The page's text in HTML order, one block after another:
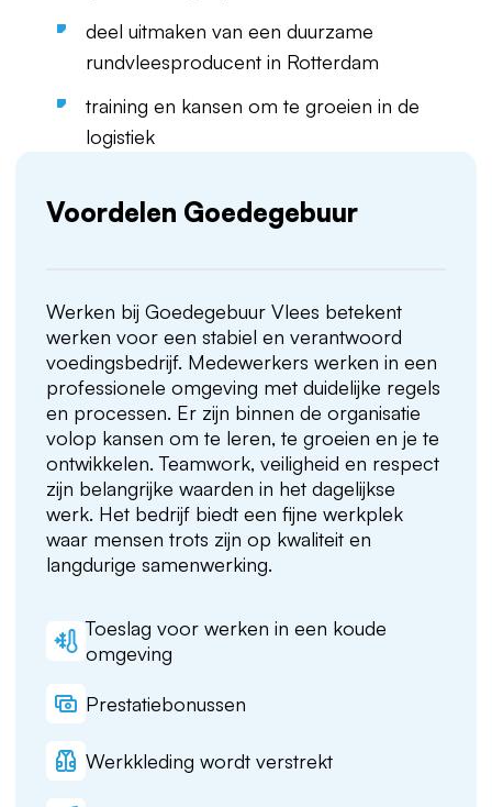
deel uitmaken van een duurzame
rundvleesproducent in Rotterdam
training en kansen om te groeien in de
logistiek
Voordelen Goedegebuur
Werken bij Goedegebuur Vlees betekent
werken voor een stabiel en verantwoord
voedingsbedrijf. Medewerkers werken in een
professionele omgeving met duidelijke regels
en processen. Er zijn binnen de organisatie
volop kansen om te leren, te groeien en je te
ontwikkelen. Teamwork, veiligheid en respect
zijn belangrijke waarden in het dagelijkse
werk. Het bedrijf biedt een fijne werkplek
waar mensen trots zijn op kwaliteit en
langdurige samenwerking.
Toeslag voor werken in een koude
omgeving
Prestatiebonussen
Werkkleding wordt verstrekt